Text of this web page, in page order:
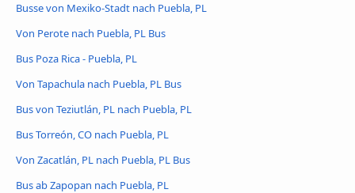
Busse von Mexiko-Stadt nach Puebla, PL
Von Perote nach Puebla, PL Bus
Bus Poza Rica - Puebla, PL
Von Tapachula nach Puebla, PL Bus
Bus von Teziutlán, PL nach Puebla, PL
Bus Torreón, CO nach Puebla, PL
Von Zacatlán, PL nach Puebla, PL Bus
Bus ab Zapopan nach Puebla, PL